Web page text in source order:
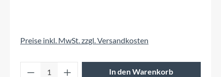
Preise inkl. MwSt. zzgl. Versandkosten
Produkt Anzahl: Gib den gewünschten
In den Warenkorb